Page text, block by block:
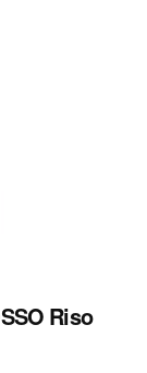
Riso